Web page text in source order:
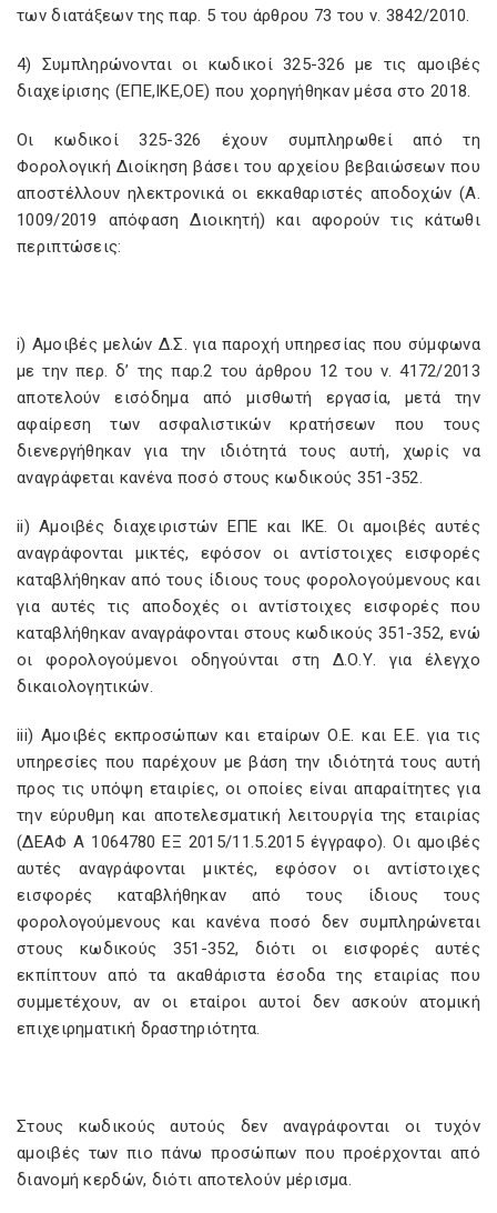
των διατάξεων της παρ. 5 του άρθρου 73 του ν. 3842/2010.
4) Συμπληρώνονται οι κωδικοί 325-326 με τις αμοιβές
διαχείρισης (ΕΠΕ,ΙΚΕ,ΟΕ) που χορηγήθηκαν μέσα στο 2018.
Οι κωδικοί 325-326 έχουν συμπληρωθεί από τη
Φορολογική Διοίκηση βάσει του αρχείου βεβαιώσεων που
αποστέλλουν ηλεκτρονικά οι εκκαθαριστές αποδοχών (Α.
1009/2019 απόφαση Διοικητή) και αφορούν τις κάτωθι
περιπτώσεις:
i) Αμοιβές μελών Δ.Σ. για παροχή υπηρεσίας που σύμφωνα
με την περ. δ’ της παρ.2 του άρθρου 12 του ν. 4172/2013
αποτελούν εισόδημα από μισθωτή εργασία, μετά την
αφαίρεση των ασφαλιστικών κρατήσεων που τους
διενεργήθηκαν για την ιδιότητά τους αυτή, χωρίς να
αναγράφεται κανένα ποσό στους κωδικούς 351-352.
ii) Αμοιβές διαχειριστών ΕΠΕ και IKE. Οι αμοιβές αυτές
αναγράφονται μικτές, εφόσον οι αντίστοιχες εισφορές
καταβλήθηκαν από τους ίδιους τους φορολογούμενους και
για αυτές τις αποδοχές οι αντίστοιχες εισφορές που
καταβλήθηκαν αναγράφονται στους κωδικούς 351-352, ενώ
οι φορολογούμενοι οδηγούνται στη Δ.Ο.Υ. για έλεγχο
δικαιολογητικών.
iii) Αμοιβές εκπροσώπων και εταίρων O.E. και Ε.Ε. για τις
υπηρεσίες που παρέχουν με βάση την ιδιότητά τους αυτή
προς τις υπόψη εταιρίες, οι οποίες είναι απαραίτητες για
την εύρυθμη και αποτελεσματική λειτουργία της εταιρίας
(ΔΕΑΦ Α 1064780 ΕΞ 2015/11.5.2015 έγγραφο). Οι αμοιβές
αυτές αναγράφονται μικτές, εφόσον οι αντίστοιχες
εισφορές καταβλήθηκαν από τους ίδιους τους
φορολογούμενους και κανένα ποσό δεν συμπληρώνεται
στους κωδικούς 351-352, διότι οι εισφορές αυτές
εκπίπτουν από τα ακαθάριστα έσοδα της εταιρίας που
συμμετέχουν, αν οι εταίροι αυτοί δεν ασκούν ατομική
επιχειρηματική δραστηριότητα.
Στους κωδικούς αυτούς δεν αναγράφονται οι τυχόν
αμοιβές των πιο πάνω προσώπων που προέρχονται από
διανομή κερδών, διότι αποτελούν μέρισμα.